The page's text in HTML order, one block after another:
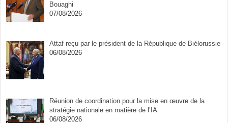
Bouaghi
07/08/2026
Attaf reçu par le président de la République de Biélorussie
06/08/2026
Réunion de coordination pour la mise en œuvre de la
stratégie nationale en matière de l’IA
06/08/2026